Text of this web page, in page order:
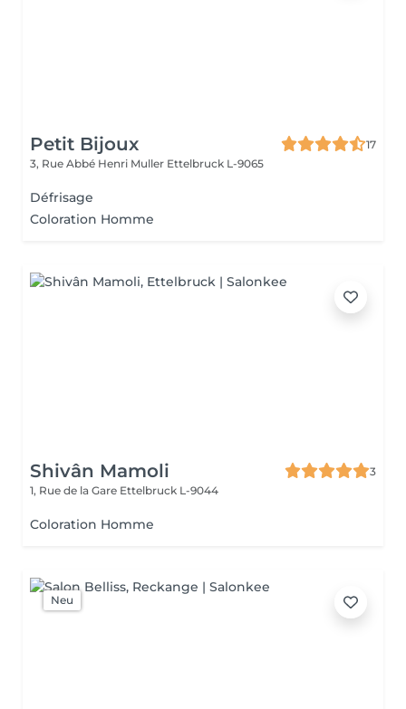
Petit Bijoux
17
3, Rue Abbé Henri Muller Ettelbruck L-9065
Défrisage
Coloration Homme
Shivân Mamoli
3
1, Rue de la Gare Ettelbruck L-9044
Coloration Homme
Neu